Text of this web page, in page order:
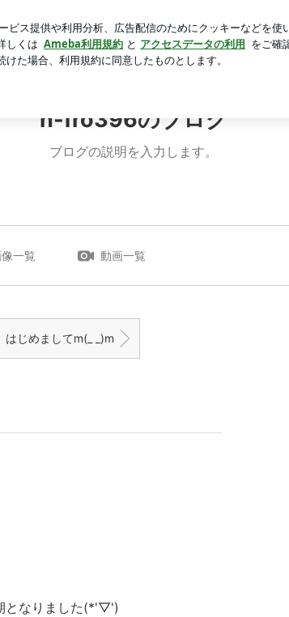
n-fro396のブログ
ブログの説明を入力します。
一覧 動画一覧
はじめましてm(_ _)m
となりました(*'▽')